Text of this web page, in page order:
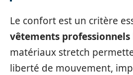
Le confort est un critère
vêtements
matériaux stretch
liberté de mouvement,